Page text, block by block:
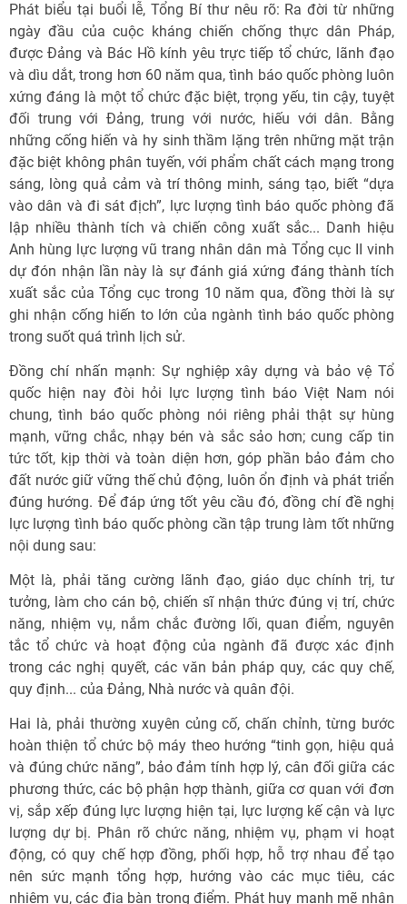
Phát biểu tại buổi lễ, Tổng Bí thư nêu rõ: Ra đời từ những
ngày đầu của cuộc kháng chiến chống thực dân Pháp,
được Đảng và Bác Hồ kính yêu trực tiếp tổ chức, lãnh đạo
và dìu dắt, trong hơn 60 năm qua, tình báo quốc phòng luôn
xứng đáng là một tổ chức đặc biệt, trọng yếu, tin cậy, tuyệt
đối trung với Đảng, trung với nước, hiếu với dân. Bằng
những cống hiến và hy sinh thầm lặng trên những mặt trận
đặc biệt không phân tuyến, với phẩm chất cách mạng trong
sáng, lòng quả cảm và trí thông minh, sáng tạo, biết “dựa
vào dân và đi sát địch”, lực lượng tình báo quốc phòng đã
lập nhiều thành tích và chiến công xuất sắc... Danh hiệu
Anh hùng lực lượng vũ trang nhân dân mà Tổng cục II vinh
dự đón nhận lần này là sự đánh giá xứng đáng thành tích
xuất sắc của Tổng cục trong 10 năm qua, đồng thời là sự
ghi nhận cống hiến to lớn của ngành tình báo quốc phòng
trong suốt quá trình lịch sử.
Đồng chí nhấn mạnh: Sự nghiệp xây dựng và bảo vệ Tổ
quốc hiện nay đòi hỏi lực lượng tình báo Việt Nam nói
chung, tình báo quốc phòng nói riêng phải thật sự hùng
mạnh, vững chắc, nhạy bén và sắc sảo hơn; cung cấp tin
tức tốt, kịp thời và toàn diện hơn, góp phần bảo đảm cho
đất nước giữ vững thế chủ động, luôn ổn định và phát triển
đúng hướng. Để đáp ứng tốt yêu cầu đó, đồng chí đề nghị
lực lượng tình báo quốc phòng cần tập trung làm tốt những
nội dung sau:
Một là, phải tăng cường lãnh đạo, giáo dục chính trị, tư
tưởng, làm cho cán bộ, chiến sĩ nhận thức đúng vị trí, chức
năng, nhiệm vụ, nắm chắc đường lối, quan điểm, nguyên
tắc tổ chức và hoạt động của ngành đã được xác định
trong các nghị quyết, các văn bản pháp quy, các quy chế,
quy định... của Đảng, Nhà nước và quân đội.
Hai là, phải thường xuyên củng cố, chấn chỉnh, từng bước
hoàn thiện tổ chức bộ máy theo hướng “tinh gọn, hiệu quả
và đúng chức năng”, bảo đảm tính hợp lý, cân đối giữa các
phương thức, các bộ phận hợp thành, giữa cơ quan với đơn
vị, sắp xếp đúng lực lượng hiện tại, lực lượng kế cận và lực
lượng dự bị. Phân rõ chức năng, nhiệm vụ, phạm vi hoạt
động, có quy chế hợp đồng, phối hợp, hỗ trợ nhau để tạo
nên sức mạnh tổng hợp, hướng vào các mục tiêu, các
nhiệm vụ, các địa bàn trọng điểm. Phát huy mạnh mẽ nhân